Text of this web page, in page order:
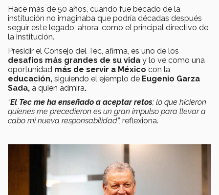
Hace más de 50 años, cuando fue becado de la
institución no imaginaba que podría décadas después
seguir este legado, ahora, como el principal directivo de
la institución.
Presidir el Consejo del Tec, afirma, es uno de los
desafíos más grandes de su vida y lo ve como una
oportunidad más de servir a México con la
educación, siguiendo el ejemplo de Eugenio Garza
Sada, a quien admira.
“El Tec me ha enseñado a aceptar retos; lo que hicieron
quienes me precedieron es un gran impulso para llevar a
cabo mi nueva responsabilidad”, reflexiona.